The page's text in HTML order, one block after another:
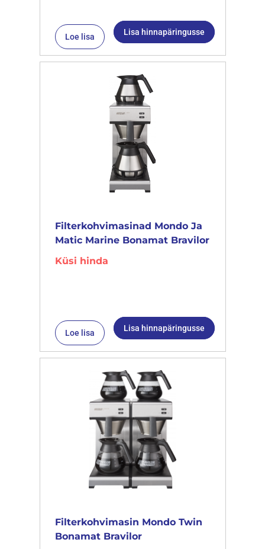
Loe lisa Lisa hinnapäringusse
Filterkohvimasinad Mondo Ja
Matic Marine Bonamat Bravilor
Küsi hinda
Loe lisa Lisa hinnapäringusse
Filterkohvimasin Mondo Twin
Bonamat Bravilor